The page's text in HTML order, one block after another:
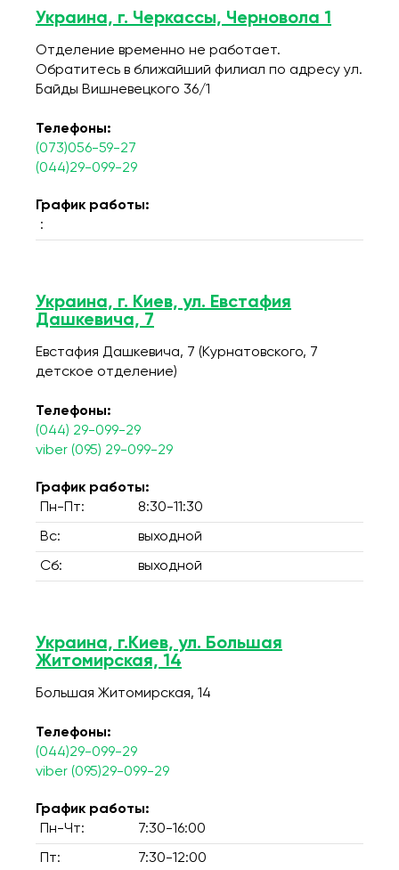
Украина, г. Черкассы, Черновола 1
Отделение временно не работает.
Обратитесь в ближайший филиал по адресу ул.
Байды Вишневецкого 36/1
Телефоны:
(073)056-59-27
(044)29-099-29
График работы:
:
Украина, г. Киев, ул. Евстафия
Дашкевича, 7
Евстафия Дашкевича, 7 (Курнатовского, 7
детское отделение)
Телефоны:
(044) 29-099-29
viber (095) 29-099-29
График работы:
Пн-Пт:
8:30-11:30
Вс: выходной
Сб: выходной
Украина, г.Киев, ул. Большая
Житомирская, 14
Большая Житомирская, 14
Телефоны:
(044)29-099-29
viber (095)29-099-29
График работы:
Пн-Чт:
7:30-16:00
Пт: 7:30-12:00